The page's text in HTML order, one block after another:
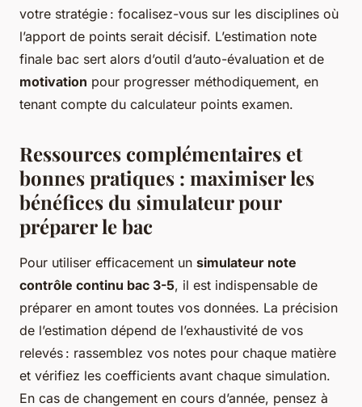
votre stratégie : focalisez-vous sur les disciplines où
l’apport de points serait décisif. L’estimation note
finale bac sert alors d’outil d’auto-évaluation et de
motivation pour progresser méthodiquement, en
tenant compte du calculateur points examen.
Ressources complémentaires et
bonnes pratiques : maximiser les
bénéfices du simulateur pour
préparer le bac
Pour utiliser efficacement un simulateur note
contrôle continu bac 3-5, il est indispensable de
préparer en amont toutes vos données. La précision
de l’estimation dépend de l’exhaustivité de vos
relevés : rassemblez vos notes pour chaque matière
et vérifiez les coefficients avant chaque simulation.
En cas de changement en cours d’année, pensez à